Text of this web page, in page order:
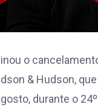
o
& Hudson,
durante o